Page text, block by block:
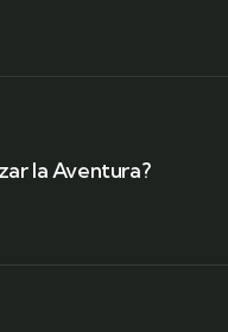
la Aventura?